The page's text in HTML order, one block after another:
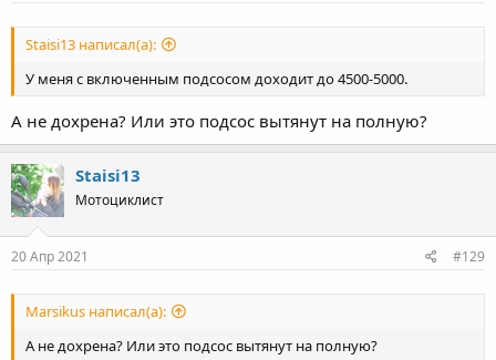
Staisi13 написал(а):
У меня с включенным подсосом доходит до 4500-5000.
А не дохрена? Или это подсос вытянут на полную?
Staisi13
Мотоциклист
20 Апр 2021 #129
Marsikus написал(а):
А не дохрена? Или это подсос вытянут на полную?